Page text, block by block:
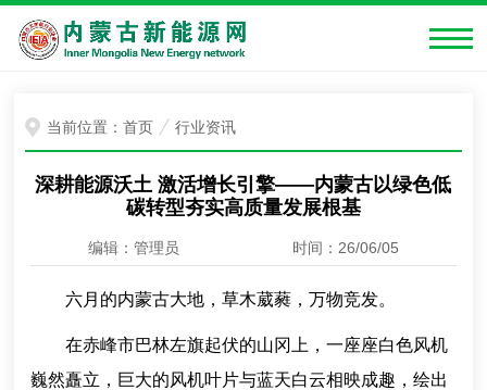
当前位置：首页 行业资讯
深耕能源沃土 激活增长引擎——内蒙古以绿色低
碳转型夯实高质量发展根基
编辑：管理员 时间：26/06/05
六月的内蒙古大地，草木葳蕤，万物竞发。
在赤峰市巴林左旗起伏的山冈上，一座座白色风机
巍然矗立，巨大的风机叶片与蓝天白云相映成趣，绘出